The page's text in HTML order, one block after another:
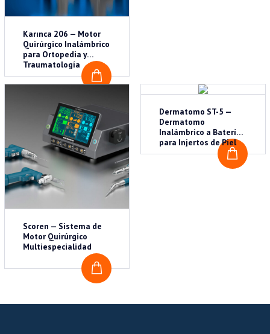
COTIZAR
Karınca 206 — Motor
Quirúrgico Inalámbrico
para Ortopedia y
Traumatología
COTIZAR
Scoren — Sistema de
Motor Quirúrgico
Multiespecialidad
Dermatomo ST-5 —
Dermatomo
Inalámbrico a Batería
para Injertos de Piel